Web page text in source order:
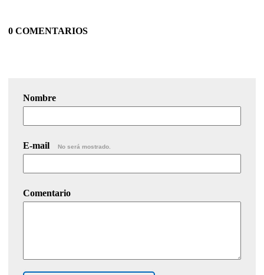
0 COMENTARIOS
Nombre
E-mail No será mostrado.
Comentario